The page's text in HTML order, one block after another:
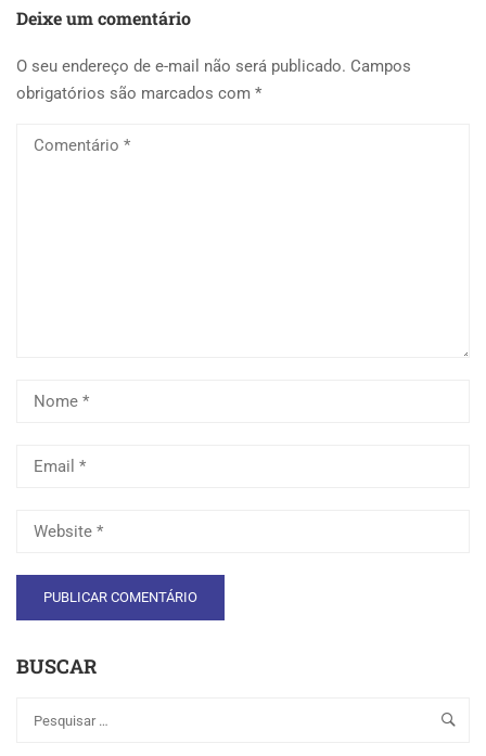
Deixe um comentário
O seu endereço de e-mail não será publicado. Campos
obrigatórios são marcados com *
BUSCAR